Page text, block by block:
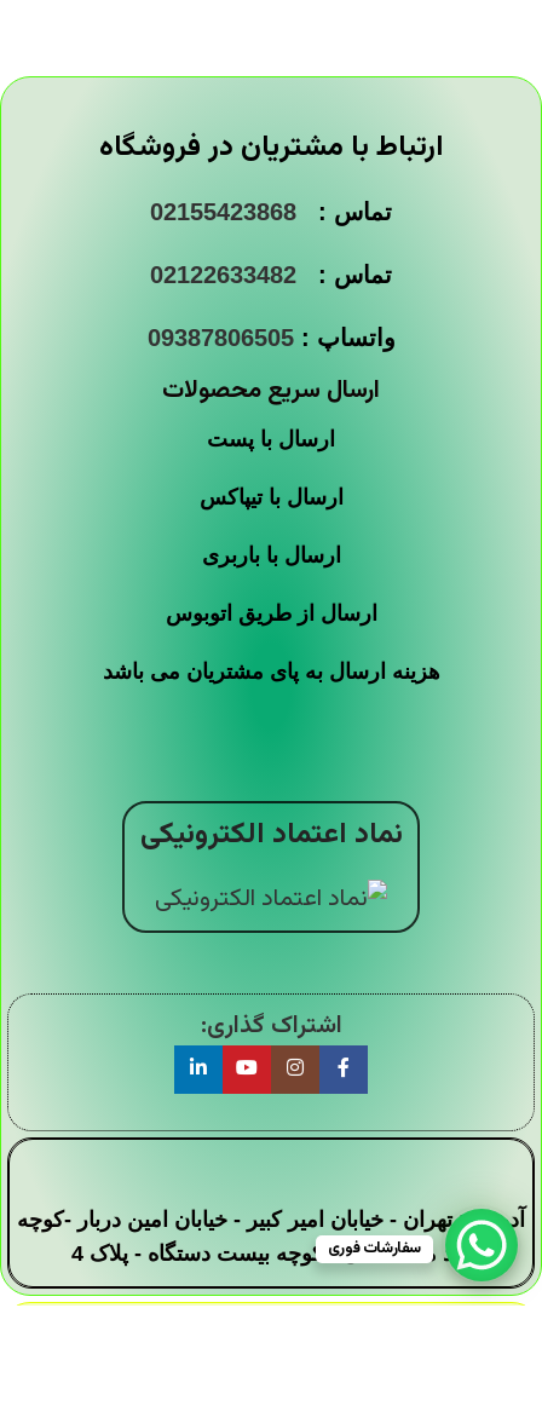
ارتباط با مشتریان در فروشگاه
تماس : 02155423868
تماس : 02122633482
واتساپ :09387806505
ارسال سریع محصولات
ارسال با پست
ارسال با تیپاکس
ارسال با باربری
ارسال از طریق اتوبوس
هزینه ارسال به پای مشتریان می باشد
نماد اعتماد الکترونیکی
اشتراک گذاری:
آدرس : تهران - خیابان امیر کبیر - خیابان امین دربار -کوچه
سید محمد علی - کوچه بیست دستگاه - پلاک 4
سفارشات فوری